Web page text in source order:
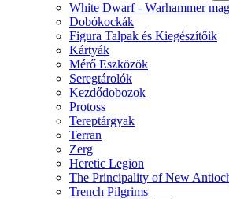
White Dwarf - Warhammer
Dobókockák
Figura Talpak és Kiegészítőik
Kártyák
Mérő Eszközök
Seregtárolók
Kezdődobozok
Protoss
Tereptárgyak
Terran
Zerg
Heretic Legion
The Principality of New
Trench Pilgrims